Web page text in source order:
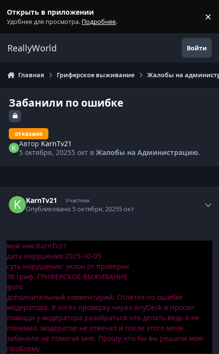
Открыть в приложении
Удобнее для просмотра. Подробнее. ×
ReallyWorld Войти
Главная Гриферское выживание Жалобы на
Забанили по ошибке
отказано
Автор KarnTv21
5 октября, 20255 окт вЖалобы на Администрацию.
KarnTv21 Участник
Опубликовано 5 октября, 20255 окт
мой ник:KarnTv21
дата нарушения:2025-10-05
суть нарушения: уклон от проверки
38 гриф. ГРИФЕРСКОЕ ВЫЖИВАНИЕ
фото
дополнительный комментарий: Отлетел по ошибке
модератора. Я хотел проверку через AnyDesk и просил
помощи у модератора разобраться что делать ведь я не
понимал. модератор не отвечал и после этого меня
забанили не помогая мне. Прошу что-бы вы решили мою
проблему.